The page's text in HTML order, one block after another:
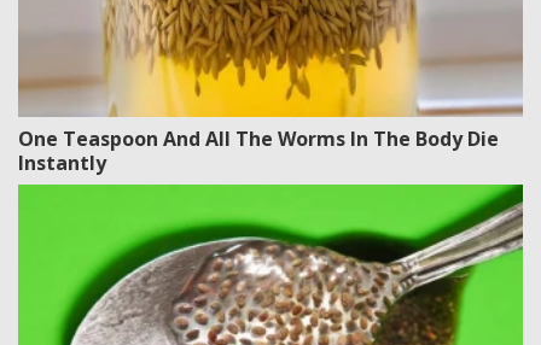
One Teaspoon And All The Worms In The Body Die
Instantly